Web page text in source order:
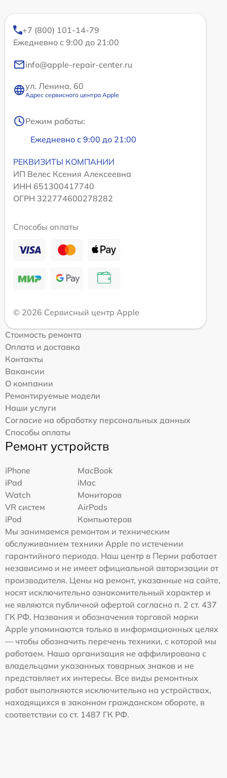
+7 (800) 101-14-79
Ежедневно с 9:00 до 21:00
info@apple-repair-center.ru
ул. Ленина, 60
Адрес сервисного центра Apple
Режим работы:
Ежедневно с 9:00 до 21:00
РЕКВИЗИТЫ КОМПАНИИ
ИП Велес Ксения Алексеевна
ИНН 651300417740
ОГРН 322774600278282
Способы оплаты
© 2026 Сервисный центр Apple
Стоимость ремонта
Оплата и доставка
Контакты
Вакансии
О компании
Ремонтируемые модели
Наши услуги
Согласие на обработку персональных данных
Способы оплаты
Ремонт устройств
iPhone
MacBook
iPad
iMac
Watch
Мониторов
VR систем
AirPods
iPod
Компьютеров
Мы занимаемся ремонтом и техническим
обслуживанием техники Apple по истечении
гарантийного периода. Наш центр в Перми работает
независимо и не имеет официальной авторизации от
производителя. Цены на ремонт, указанные на сайте,
носят исключительно ознакомительный характер и
не являются публичной офертой согласно п. 2 ст. 437
ГК РФ. Названия и обозначения торговой марки
Apple упоминаются только в информационных целях
— чтобы обозначить перечень техники, с которой мы
работаем. Наша организация не аффилирована с
владельцами указанных товарных знаков и не
представляет их интересы. Все виды ремонтных
работ выполняются исключительно на устройствах,
находящихся в законном гражданском обороте, в
соответствии со ст. 1487 ГК РФ.